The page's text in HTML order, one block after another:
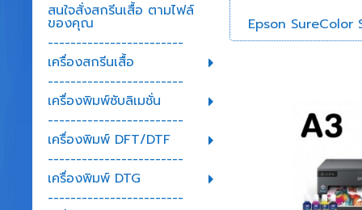
สนใจสั่งสกรีนเสื้อ ตามไฟล์
ของคุณ
------------------------
เครื่องสกรีนเสื้อ
------------------------
เครื่องพิมพ์ซับลิเมชั่น
------------------------
เครื่องพิมพ์ DFT/DTF
------------------------
เครื่องพิมพ์ DTG
------------------------
Epson SureColor